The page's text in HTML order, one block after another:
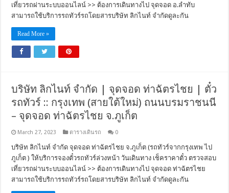
เที่ยวรถผ่านระบบออนไลน์ >> ต้องการเดินทางไป จุดจอด อ.ลำทับ
สามารถใช้บริการรถทัวร์รถโดยสารบริษัท ลิกไนท์ จำกัดดูละกัน
Read More »
บริษัท ลิกไนท์ จำกัด | จุดจอด ท่าฉัตรไชย | ตั๋ว
รถทัวร์ :: กรุงเทพ (สายใต้ใหม่) ถนนบรมราชนนี
– จุดจอด ท่าฉัตรไชย จ.ภูเก็ต
March 27, 2023 ตารางเดินรถ 0
บริษัท ลิกไนท์ จำกัด จุดจอด ท่าฉัตรไชย จ.ภูเก็ต (รถทัวร์จากกรุงเทพ ไป
ภูเก็ต ) ให้บริการจองตั๋วรถทัวร์ล่วงหน้า วันเดินทาง เช็คราคาตั๋ว ตรวจสอบ
เที่ยวรถผ่านระบบออนไลน์ >> ต้องการเดินทางไป จุดจอด ท่าฉัตรไชย
สามารถใช้บริการรถทัวร์รถโดยสารบริษัท ลิกไนท์ จำกัดดูละกัน